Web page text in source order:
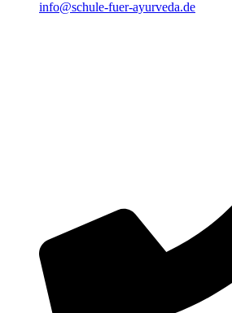
info@schule-fuer-ayurveda.de